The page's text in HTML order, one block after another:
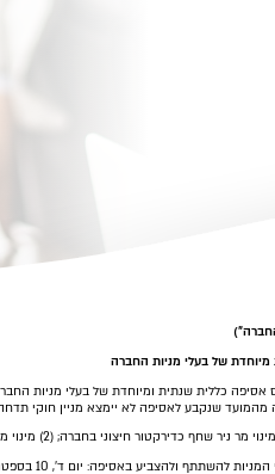
מיוחדת של בעלי מניות החברה
לא יימצא מניין חוקי תדחה האסיפה ליום ד', 15 באוקטובר 2025